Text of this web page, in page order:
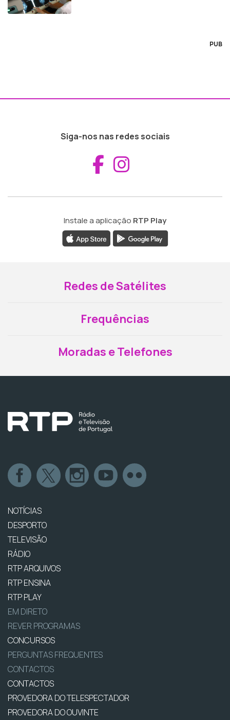
PUB
Siga-nos nas redes sociais
Aceder ao
Instale a aplicação RTP Play
Redes de Satélites
Frequências
Moradas e Telefones
NOTÍCIAS
DESPORTO
TELEVISÃO
RÁDIO
RTP ARQUIVOS
RTP ENSINA
RTP PLAY
EM DIRETO
REVER PROGRAMAS
CONCURSOS
PERGUNTAS FREQUENTES
CONTACTOS
CONTACTOS
PROVEDORA DO TELESPECTADOR
PROVEDORA DO OUVINTE